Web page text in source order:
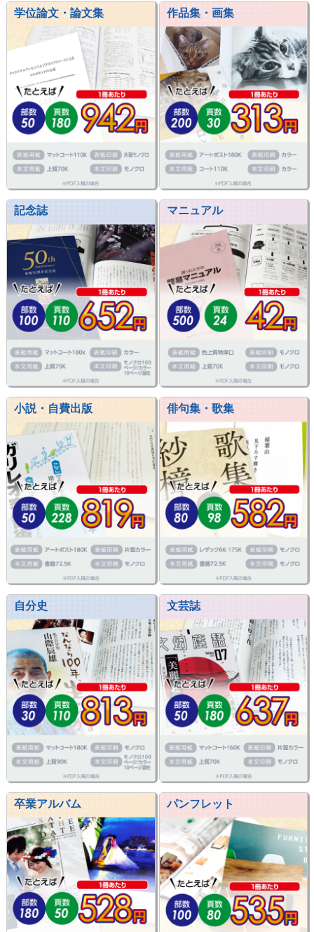
学位論文・論文集 作品集・画集
記念誌 マニュアル
小説・自費出版 俳句集・歌集
自分史 文芸誌
卒業アルバム パンフレット